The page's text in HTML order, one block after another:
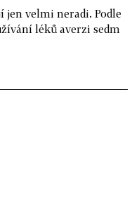
jen velmi neradi. Podle
léků averzi sedm